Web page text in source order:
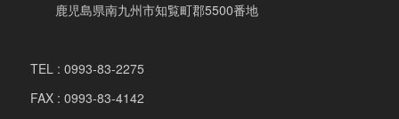
鹿児島県南九州市知覧町郡5500番地
TEL : 0993-83-2275
FAX : 0993-83-4142